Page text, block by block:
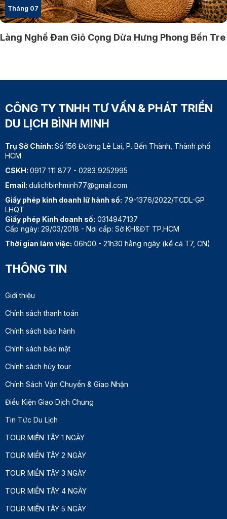
Tháng 07
Làng Nghề Đan Giỏ Cọng Dừa Hưng Phong Bến Tre
CÔNG TY TNHH TƯ VẤN & PHÁT TRIỂN
DU LỊCH BÌNH MINH
Trụ Sở Chính: Số 156 Đường Lê Lai, P. Bến Thành, Thành phố
HCM
CSKH: 0917 111 877 - 0283 9252995
Email: dulichbinhminh77@gmail.com
Giấy phép kinh doanh lữ hành số: 79-1376/2022/TCDL-GP
LHQT
Giấy phép Kinh doanh số: 0314947137
Cấp ngày: 29/03/2018 - Nơi cấp: Sở KH&ĐT TP.HCM
Thời gian làm việc: 06h00 - 21h30 hằng ngày (kể cả T7, CN)
THÔNG TIN
Giới thiệu
Chính sách thanh toán
Chính sách bảo hành
Chính sách bảo mật
Chính sách hủy tour
Chính Sách Vận Chuyển & Giao Nhận
Điều Kiện Giao Dịch Chung
Tin Tức Du Lịch
TOUR MIỀN TÂY 1 NGÀY
TOUR MIỀN TÂY 2 NGÀY
TOUR MIỀN TÂY 3 NGÀY
TOUR MIỀN TÂY 4 NGÀY
TOUR MIỀN TÂY 5 NGÀY